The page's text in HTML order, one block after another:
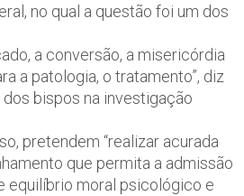
no qual a questão foi um dos
a conversão, a misericórdia
a patologia, o tratamento”, diz
bispos na investigação
pretendem “realizar acurada
que permita a admissão
equilíbrio moral psicológico e